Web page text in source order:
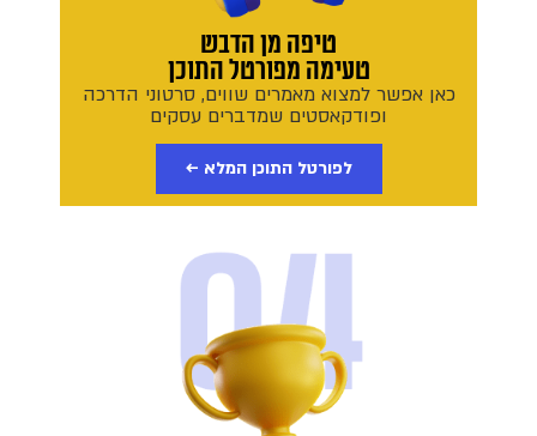
טיפה מן הדבש
טעימה מפורטל התוכן
כאן אפשר למצוא מאמרים שווים, סרטוני הדרכה
ופודקאסטים שמדברים עסקים
לפורטל התוכן המלא ←